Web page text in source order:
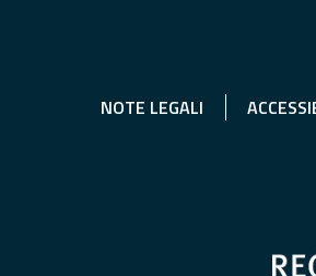
NOTE LEGALI